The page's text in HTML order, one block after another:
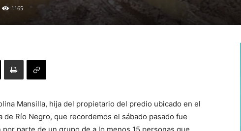
1165
Mansilla, hija del propietario del predio ubicado en el
Río Negro, que recordemos el sábado pasado fue